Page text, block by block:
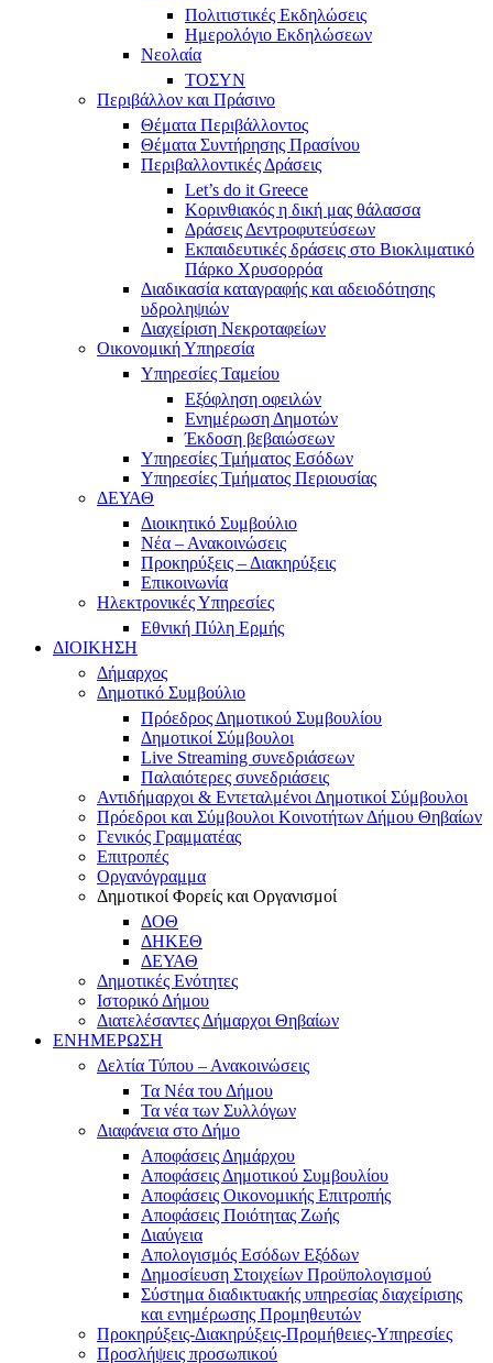
Πολιτιστικές Εκδηλώσεις
Ημερολόγιο Εκδηλώσεων
Νεολαία
ΤΟΣΥΝ
Περιβάλλον και Πράσινο
Θέματα Περιβάλλοντος
Θέματα Συντήρησης Πρασίνου
Περιβαλλοντικές Δράσεις
Let’s do it Greece
Kορινθιακός η δική μας θάλασσα
Δράσεις Δεντροφυτεύσεων
Εκπαιδευτικές δράσεις στο Βιοκλιματικό
Πάρκο Χρυσορρόα
Διαδικασία καταγραφής και αδειοδότησης
υδροληψιών
Διαχείριση Νεκροταφείων
Οικονομική Υπηρεσία
Υπηρεσίες Ταμείου
Εξόφληση οφειλών
Ενημέρωση Δημοτών
Έκδοση βεβαιώσεων
Υπηρεσίες Τμήματος Εσόδων
Υπηρεσίες Τμήματος Περιουσίας
ΔΕΥΑΘ
Διοικητικό Συμβούλιο
Νέα – Ανακοινώσεις
Προκηρύξεις – Διακηρύξεις
Επικοινωνία
Ηλεκτρονικές Υπηρεσίες
Εθνική Πύλη Ερμής
ΔΙΟΙΚΗΣΗ
Δήμαρχος
Δημοτικό Συμβούλιο
Πρόεδρος Δημοτικού Συμβουλίου
Δημοτικοί Σύμβουλοι
Live Streaming συνεδριάσεων
Παλαιότερες συνεδριάσεις
Αντιδήμαρχοι & Εντεταλμένοι Δημοτικοί Σύμβουλοι
Πρόεδροι και Σύμβουλοι Κοινοτήτων Δήμου Θηβαίων
Γενικός Γραμματέας
Επιτροπές
Οργανόγραμμα
Δημοτικοί Φορείς και Οργανισμοί
ΔΟΘ
ΔΗΚΕΘ
ΔΕΥΑΘ
Δημοτικές Ενότητες
Ιστορικό Δήμου
Διατελέσαντες Δήμαρχοι Θηβαίων
ΕΝΗΜΕΡΩΣΗ
Δελτία Τύπου – Ανακοινώσεις
Τα Νέα του Δήμου
Τα νέα των Συλλόγων
Διαφάνεια στο Δήμο
Αποφάσεις Δημάρχου
Αποφάσεις Δημοτικού Συμβουλίου
Αποφάσεις Οικονομικής Επιτροπής
Αποφάσεις Ποιότητας Ζωής
Διαύγεια
Απολογισμός Εσόδων Εξόδων
Δημοσίευση Στοιχείων Προϋπολογισμού
Σύστημα διαδικτυακής υπηρεσίας διαχείρισης
και ενημέρωσης Προμηθευτών
Προκηρύξεις-Διακηρύξεις-Προμήθειες-Υπηρεσίες
Προσλήψεις προσωπικού